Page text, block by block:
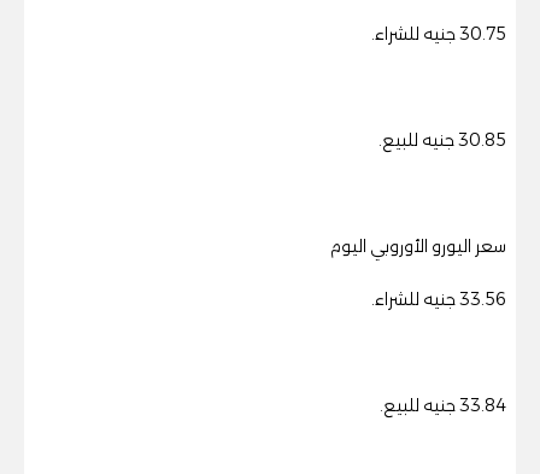
30.75 جنيه للشراء.
30.85 جنيه للبيع.
سعر اليورو الأوروبي اليوم
33.56 جنيه للشراء.
33.84 جنيه للبيع.